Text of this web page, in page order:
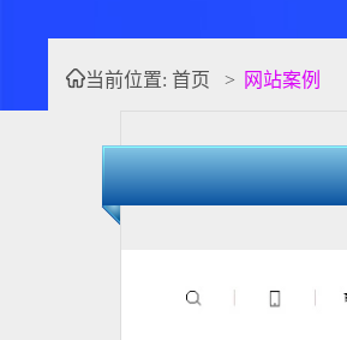
当前位置: 首页 > 网站案例